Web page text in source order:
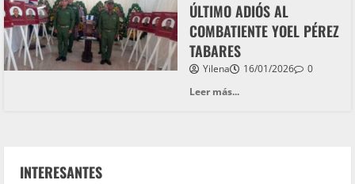
ÚLTIMO ADIÓS AL
COMBATIENTE YOEL PÉREZ
TABARES
Yilena 16/01/2026
0
Leer más...
INTERESANTES